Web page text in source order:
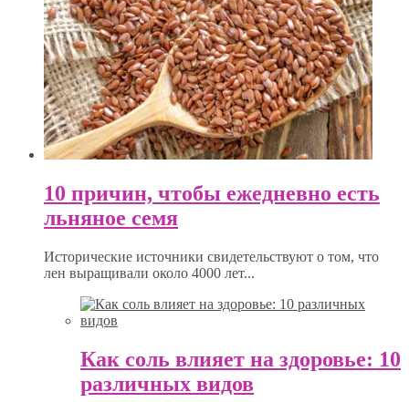
10 причин, чтобы ежедневно есть
льняное семя
Исторические источники свидетельствуют о том, что
лен выращивали около 4000 лет...
Как соль влияет на здоровье: 10
различных видов